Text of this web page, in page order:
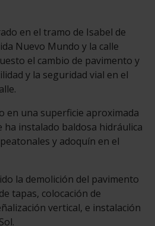
en el tramo de Isabel de
Nuevo Mundo y la calle
el cambio de pavimento y
y la seguridad vial en el
en una superficie aproximada
ha instalado baldosa hidráulica
y adoquín en el
la demolición del pavimento
tapas, colocación de
vertical, e instalación